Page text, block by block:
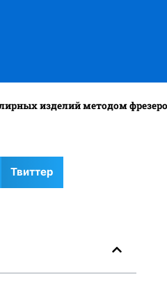
изделий методом
Твиттер